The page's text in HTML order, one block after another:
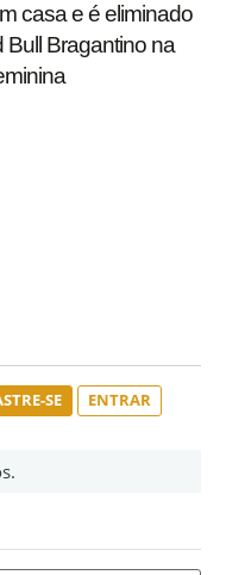
casa e é eliminado
Bragantino na